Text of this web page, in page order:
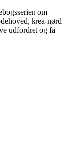
om
krea-nørd
udfordret og få